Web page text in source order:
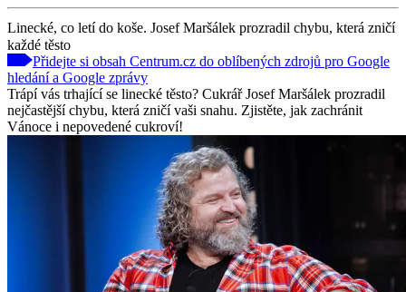
Linecké, co letí do koše. Josef Maršálek prozradil chybu, která zničí
každé těsto
Přidejte si obsah Centrum.cz do oblíbených zdrojů pro Google
hledání a Google zprávy
Trápí vás trhající se linecké těsto? Cukrář Josef Maršálek prozradil
nejčastější chybu, která zničí vaši snahu. Zjistěte, jak zachránit
Vánoce i nepovedené cukroví!